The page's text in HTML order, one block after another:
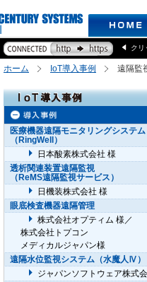
クリ
ホーム IoT導入事例 遠隔監
医療機器遠隔モニタリングシステム
（RingWell）
日本酸素株式会社 様
透析関連装置遠隔監視
（ReMS遠隔監視サービス）
日機装株式会社 様
眼底検査機器遠隔管理
株式会社オプティム 様／
株式会社トプコン
メディカルジャパン様
遠隔水位監視システム（水魔人Ⅳ）
ジャパンソフトウェア株式